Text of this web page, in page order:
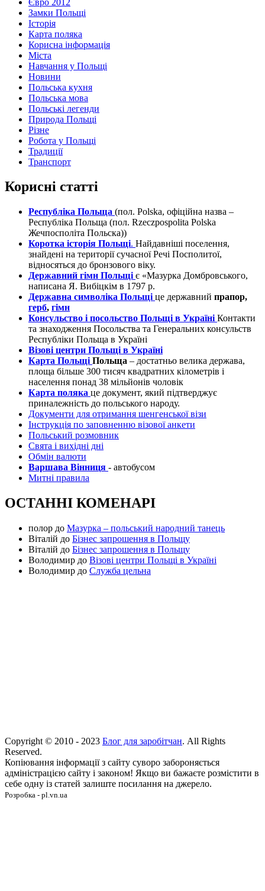
Замки Польщі
Історія
Карта поляка
Корисна інформація
Міста
Навчання у Польщі
Новини
Польська кухня
Польська мова
Польські легенди
Природа Польщі
Різне
Робота у Польщі
Традиції
Транспорт
Корисні статті
Республіка Польща (пол. Polska, офіційна назва –
Республіка Польща (пол. Rzeczpospolita Polska
Жечпосполіта Польска))
Коротка історія Польщі. Найдавніші поселення,
знайдені на території сучасної Речі Посполитої,
відносяться до бронзового віку.
Державний гімн Польщі є «Мазурка Домбровського,
написана Я. Вибіцкім в 1797 р.
Державна символіка Польщі це державний прапор,
герб, гімн
Консульство і посольство Польщі в Україні Контакти
та знаходження Посольства та Генеральних консульств
Республіки Польща в Україні
Візові центри Польщі в Україні
Карта Польщі Польща – достатньо велика держава,
площа більше 300 тисяч квадратних кілометрів і
населення понад 38 мільйонів чоловік
Карта поляка це документ, який підтверджує
приналежність до польського народу.
Документи для отримання шенгенської візи
Інструкція по заповненню візової анкети
Польський розмовник
Свята і вихідні дні
Обмін валюти
Варшава Вінниця - автобусом
Митні правила
ОСТАННІ КОМЕНАРІ
полор до Мазурка – польський народний танець
Віталій до Бізнес запрошення в Польщу
Віталій до Бізнес запрошення в Польщу
Володимир до Візові центри Польщі в Україні
Володимир до Служба цельна
Copyright © 2010 - 2023 Блог для заробітчан. All Rights
Reserved.
Копіювання інформації з сайту суворо забороняється
адміністрацією сайту і законом! Якщо ви бажаєте розмістити в
себе одну із статей залиште посилання на джерело.
Розробка - pl.vn.ua